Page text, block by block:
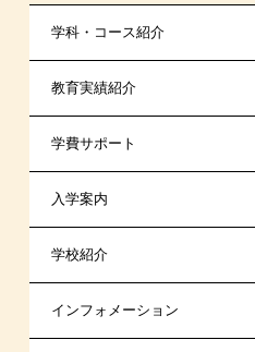
学科・コース紹介
国家公務員・地方公務員系
警察官・消防官系
税理士系
ビジネス系
医療事務系
教育実績紹介
学費サポート
高等教育の修学支援新制度
日本学生支援機構の奨学金
国の教育ローン
入学案内
一般入学
AO入学
学校紹介
在校生からあなたへ
インフォメーション